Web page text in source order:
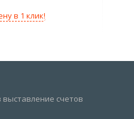
в 1 клик!